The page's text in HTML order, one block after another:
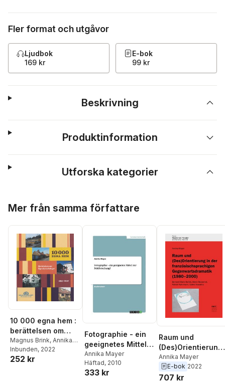
Fler format och utgåvor
Ljudbok
169 kr
E-bok
99 kr
Beskrivning
Produktinformation
Utforska kategorier
Mer från samma författare
10 000 egna hem :
berättelsen om
Egnahemsbolaget
1933-2022
Magnus Brink, Annika
Mayer
Inbunden, 2022
252 kr
Fotographie - ein
geeignetes Mittel
zur Feldforschung?
Annika Mayer
Häftad, 2010
333 kr
Raum und
(Des)Orientierung
in der
gen
Annika Mayer
E-bok 2022
707 kr